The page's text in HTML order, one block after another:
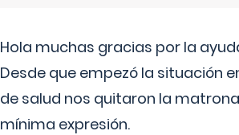
Hola muchas gracias por la
Desde que empezó la situación
de salud nos quitaron la
mínima expresión.